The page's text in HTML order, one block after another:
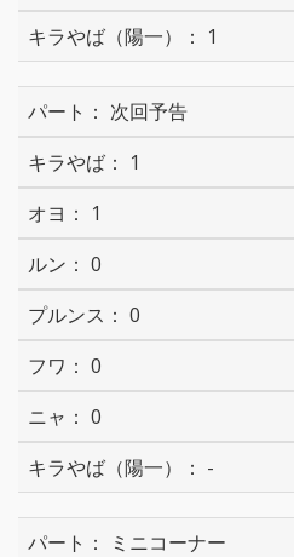
1
次回予告
1
1
0
0
0
0
-
ミニコーナー